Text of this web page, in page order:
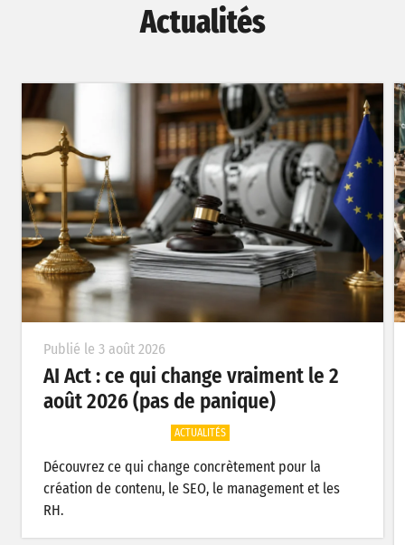
Actualités
Publié le 3 août 2026
AI Act : ce qui change vraiment le 2
août 2026 (pas de panique)
ACTUALITÉS
Découvrez ce qui change concrètement pour la
création de contenu, le SEO, le management et les
RH.